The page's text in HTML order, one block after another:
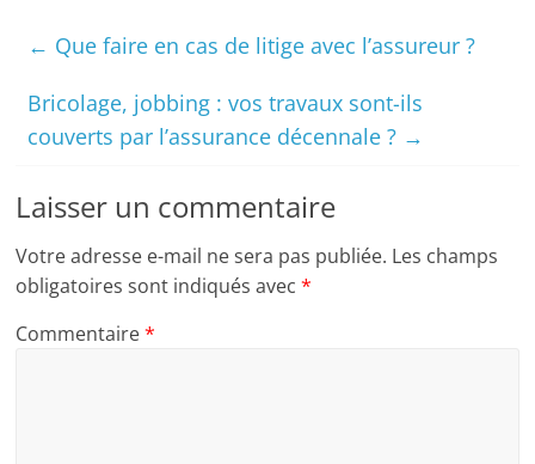
← Que faire en cas de litige avec l’assureur ?
Bricolage, jobbing : vos travaux sont-ils
couverts par l’assurance décennale ? →
Laisser un commentaire
Votre adresse e-mail ne sera pas publiée. Les champs
obligatoires sont indiqués avec*
Commentaire*